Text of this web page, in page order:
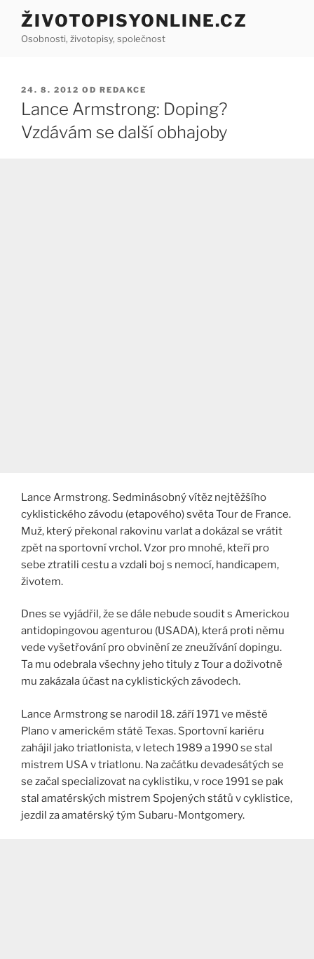
Přejít
obsahu
ŽIVOTOPISYONLINE.CZ
Osobnosti, životopisy, společnost
PUBLIKOVÁNO
24. 8. 2012 OD REDAKCE
Lance Armstrong: Doping?
Vzdávám se další obhajoby
Lance Armstrong. Sedminásobný vítěz nejtěžšího
cyklistického závodu (etapového) světa Tour de France.
Muž, který překonal rakovinu varlat a dokázal se vrátit
zpět na sportovní vrchol. Vzor pro mnohé, kteří pro
sebe ztratili cestu a vzdali boj s nemocí, handicapem,
životem.
Dnes se vyjádřil, že se dále nebude soudit s Americkou
antidopingovou agenturou (USADA), která proti němu
vede vyšetřování pro obvinění ze zneužívání dopingu.
Ta mu odebrala všechny jeho tituly z Tour a doživotně
mu zakázala účast na cyklistických závodech.
Lance Armstrong se narodil 18. září 1971 ve městě
Plano v americkém státě Texas. Sportovní kariéru
zahájil jako triatlonista, v letech 1989 a 1990 se stal
mistrem USA v triatlonu. Na začátku devadesátých se
se začal specializovat na cyklistiku, v roce 1991 se pak
stal amatérských mistrem Spojených států v cyklistice,
jezdil za amatérský tým Subaru-Montgomery.